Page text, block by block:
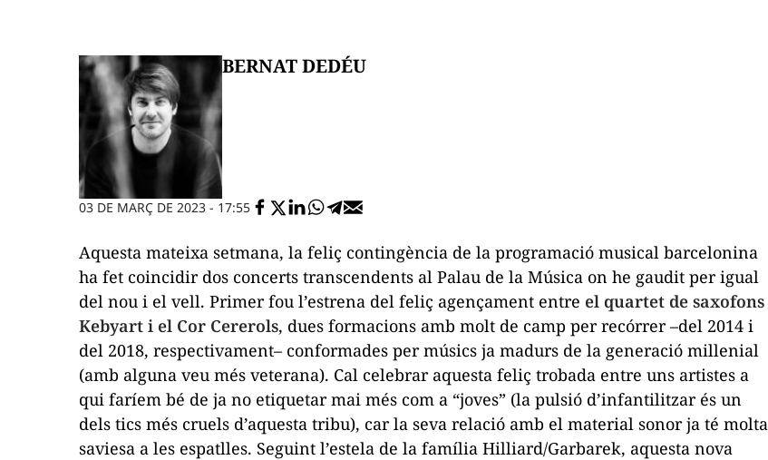
BERNAT DEDÉU
03 DE MARÇ DE 2023 - 17:55
Aquesta mateixa setmana, la feliç contingència de la programació musical barcelonina
ha fet coincidir dos concerts transcendents al Palau de la Música on he gaudit per igual
del nou i el vell. Primer fou l’estrena del feliç agençament entre el quartet de saxofons
Kebyart i el Cor Cererols, dues formacions amb molt de camp per recórrer –del 2014 i
del 2018, respectivament– conformades per músics ja madurs de la generació millenial
(amb alguna veu més veterana). Cal celebrar aquesta feliç trobada entre uns artistes a
qui faríem bé de ja no etiquetar mai més com a “joves” (la pulsió d’infantilitzar és un
dels tics més cruels d’aquesta tribu), car la seva relació amb el material sonor ja té molta
saviesa a les espatlles. Seguint l’estela de la família Hilliard/Garbarek, aquesta nova